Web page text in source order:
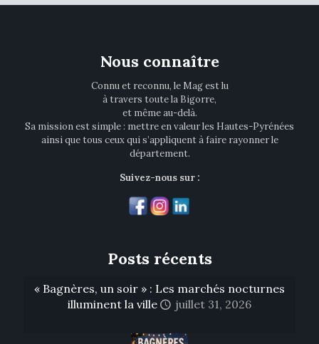
Nous connaître
Connu et reconnu, le Mag est lu
à travers toute la Bigorre,
et même au-delà.
Sa mission est simple : mettre en valeur les Hautes-Pyrénées
ainsi que tous ceux qui s’appliquent à faire rayonner le
département.
Suivez-nous sur :
Posts récents
« Bagnères, un soir » : Les marchés nocturnes
illuminent la ville
juillet 31, 2026